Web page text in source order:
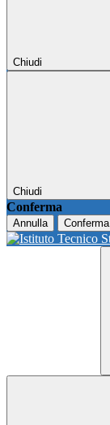
Chiudi
Chiudi
Conferma
Annulla Conferma